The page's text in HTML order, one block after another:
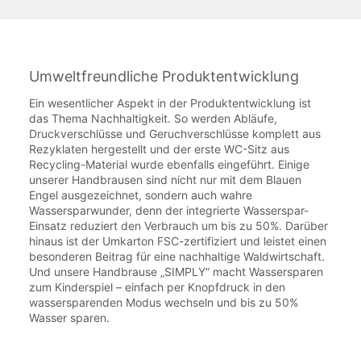
Umweltfreundliche Produktentwicklung
Ein wesentlicher Aspekt in der Produktentwicklung ist
das Thema Nachhaltigkeit. So werden Abläufe,
Druckverschlüsse und Geruchverschlüsse komplett aus
Rezyklaten hergestellt und der erste WC-Sitz aus
Recycling-Material wurde ebenfalls eingeführt. Einige
unserer Handbrausen sind nicht nur mit dem Blauen
Engel ausgezeichnet, sondern auch wahre
Wassersparwunder, denn der integrierte Wasserspar-
Einsatz reduziert den Verbrauch um bis zu 50%. Darüber
hinaus ist der Umkarton FSC-zertifiziert und leistet einen
besonderen Beitrag für eine nachhaltige Waldwirtschaft.
Und unsere Handbrause „SIMPLY“ macht Wassersparen
zum Kinderspiel – einfach per Knopfdruck in den
wassersparenden Modus wechseln und bis zu 50%
Wasser sparen.